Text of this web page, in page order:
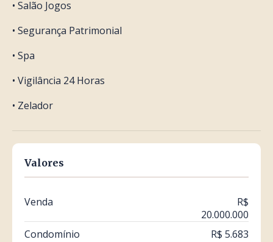
• Salão Jogos
• Segurança Patrimonial
• Spa
• Vigilância 24 Horas
• Zelador
Valores
Venda
R$
20.000.000
Condomínio
R$ 5.683